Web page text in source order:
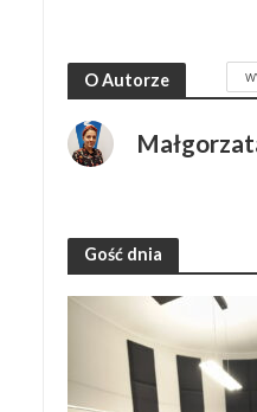
O Autorze
Gość dnia